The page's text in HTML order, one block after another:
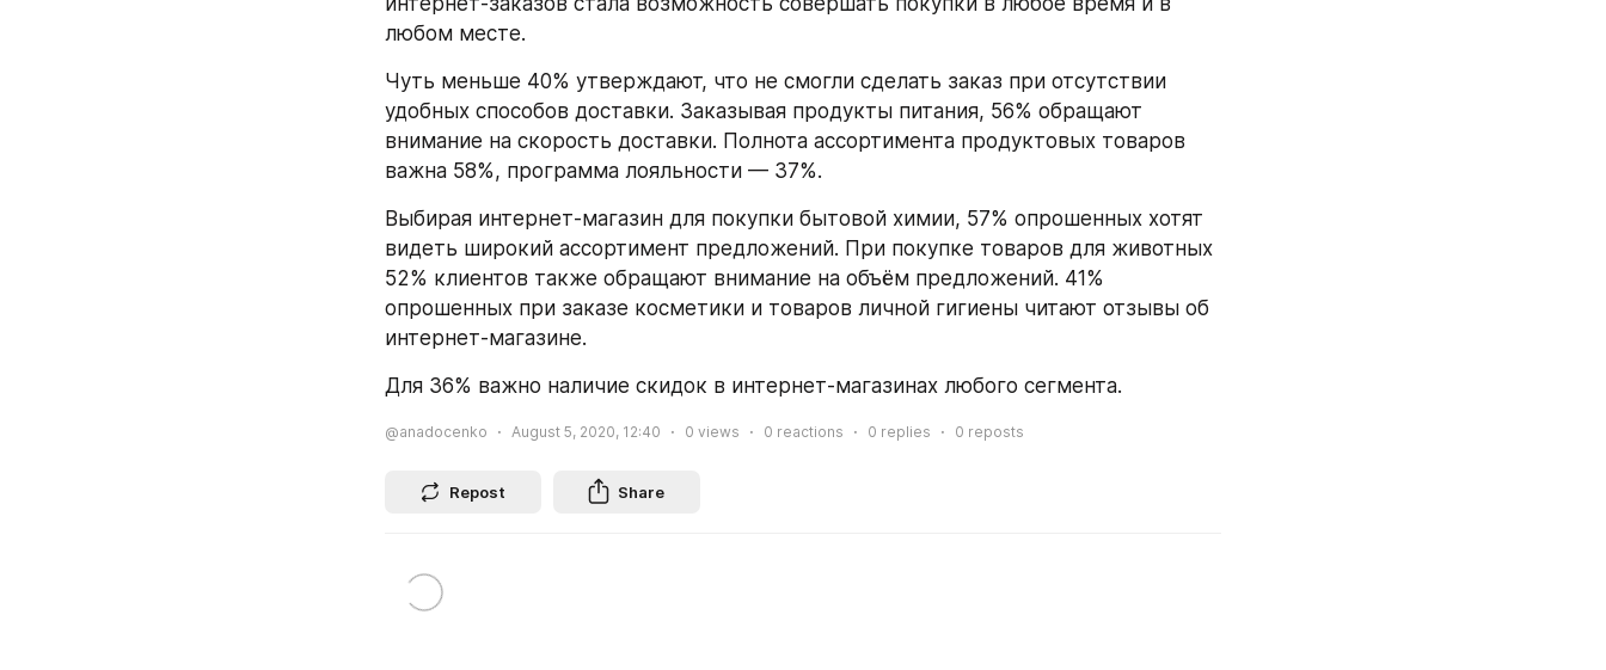
любом месте.
Чуть меньше 40% утверждают, что не смогли сделать заказ при отсутствии
удобных способов доставки. Заказывая продукты питания, 56% обращают
внимание на скорость доставки. Полнота ассортимента продуктовых товаров
важна 58%, программа лояльности — 37%.
Выбирая интернет-магазин для покупки бытовой химии, 57% опрошенных хотят
видеть широкий ассортимент предложений. При покупке товаров для животных
52% клиентов также обращают внимание на объём предложений. 41%
опрошенных при заказе косметики и товаров личной гигиены читают отзывы об
интернет-магазине.
Для 36% важно наличие скидок в интернет-магазинах любого сегмента.
@anadocenko August 5, 2020, 12:40 0 views 0 reactions 0 replies 0 reposts
Repost Share